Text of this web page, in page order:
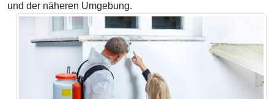
und der näheren Umgebung.